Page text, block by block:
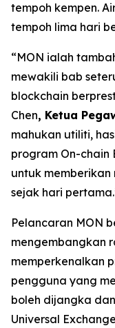
tempoh kempen.
tempoh lima hari
“MON ialah
mewakili bab
blockchain
Chen, Ketua
mahukan utiliti,
program On-chain
untuk
sejak hari
Pelancaran MON
mengembangkan
memperkenalkan
pengguna yang
boleh dijangka
Universal